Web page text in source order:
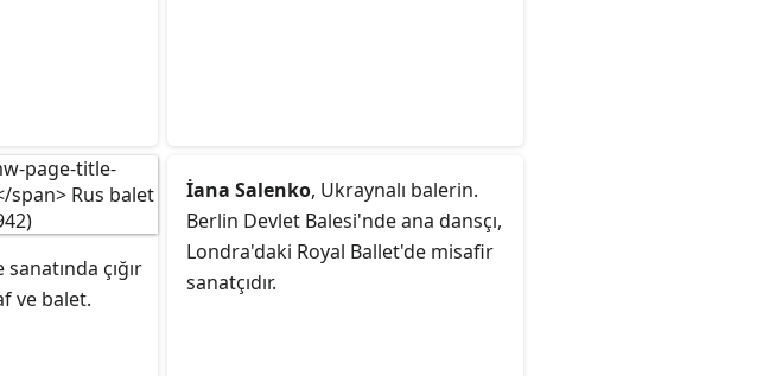
sanatında çığır
ve balet.
İana Salenko, Ukraynalı balerin.
Berlin Devlet Balesi'nde ana dansçı,
Londra'daki Royal Ballet'de misafir
sanatçıdır.